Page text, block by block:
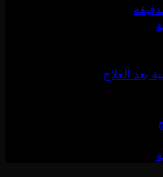
بعد العلاج